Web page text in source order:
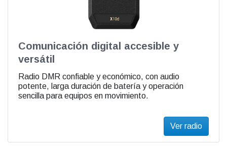
Comunicación digital accesible y
versátil
Radio DMR confiable y económico, con audio
potente, larga duración de batería y operación
sencilla para equipos en movimiento.
Ver radio